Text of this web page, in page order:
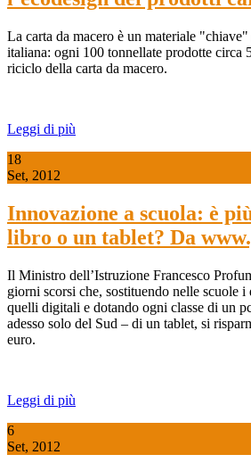
La carta da macero è un materiale
italiana: ogni 100 tonnellate prodotte circa
riciclo della carta da macero.
Leggi di più
18
Set, 2012
Innovazione a scuola: è
libro o un tablet? Da
Il Ministro dell’Istruzione Francesco
giorni scorsi che, sostituendo nelle scuole i
quelli digitali e dotando ogni classe di un
adesso solo del Sud – di un tablet, si
euro.
Leggi di più
6
Set, 2012